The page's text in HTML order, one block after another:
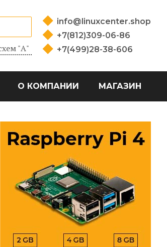
"А"
info@linuxcenter.shop
+7(812)309-06-86
+7(499)28-38-606
О КОМПАНИИ МАГАЗИН